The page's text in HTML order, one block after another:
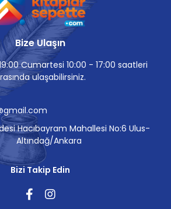
Bize Ulaşın
Cumartesi 10:00 - 17:00 saatleri
ulaşabilirsiniz.
Hacıbayram Mahallesi No:6 Ulus-
Altındağ/Ankara
Bizi Takip Edin